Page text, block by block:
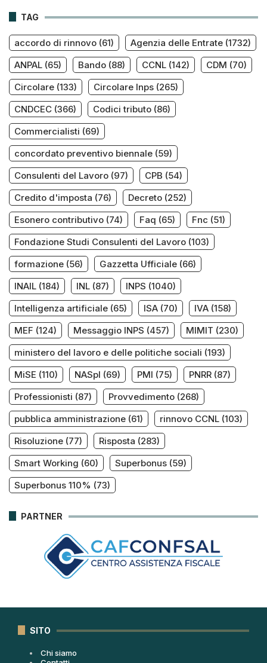
TAG
accordo di rinnovo (61) Agenzia delle Entrate (1732)
ANPAL (65) Bando (88) CCNL (142) CDM (70)
Circolare (133) Circolare Inps (265)
CNDCEC (366) Codici tributo (86)
Commercialisti (69)
concordato preventivo biennale (59)
Consulenti del Lavoro (97) CPB (54)
Credito d'imposta (76) Decreto (252)
Esonero contributivo (74) Faq (65) Fnc (51)
Fondazione Studi Consulenti del Lavoro (103)
formazione (56) Gazzetta Ufficiale (66)
INAIL (184) INL (87) INPS (1040)
Intelligenza artificiale (65) ISA (70) IVA (158)
MEF (124) Messaggio INPS (457) MIMIT (230)
ministero del lavoro e delle politiche sociali (193)
MiSE (110) NASpI (69) PMI (75) PNRR (87)
Professionisti (87) Provvedimento (268)
pubblica amministrazione (61) rinnovo CCNL (103)
Risoluzione (77) Risposta (283)
Smart Working (60) Superbonus (59)
Superbonus 110% (73)
PARTNER
SITO
Chi siamo